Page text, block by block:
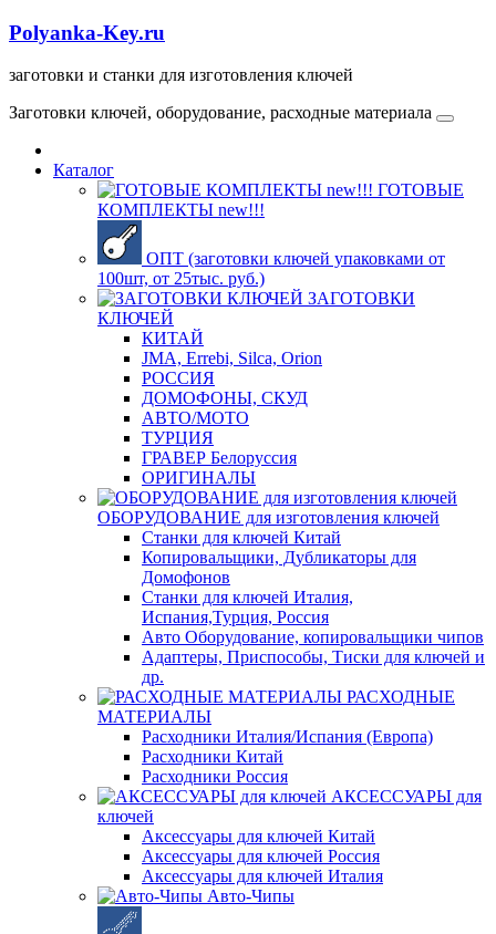
Polyanka-Key.ru
заготовки и станки для изготовления ключей
Заготовки ключей, оборудование, расходные материала
Каталог
ГОТОВЫЕ
КОМПЛЕКТЫ new!!!
ОПТ (заготовки ключей упаковками от
100шт, от 25тыс. руб.)
ЗАГОТОВКИ
КЛЮЧЕЙ
КИТАЙ
JMA, Errebi, Silca, Orion
РОССИЯ
ДОМОФОНЫ, СКУД
ABTO/МОТО
ТУРЦИЯ
ГРАВЕР Белоруссия
ОРИГИНАЛЫ
ОБОРУДОВАНИЕ для изготовления ключей
Станки для ключей Китай
Копировальщики, Дубликаторы для
Домофонов
Станки для ключей Италия,
Испания,Турция, Россия
Авто Оборудование, копировальщики чипов
Адаптеры, Приспособы, Тиски для ключей и
др.
РАСХОДНЫЕ
МАТЕРИАЛЫ
Расходники Италия/Испания (Европа)
Расходники Китай
Расходники Россия
АКСЕССУАРЫ для
ключей
Аксессуары для ключей Китай
Аксессуары для ключей Россия
Аксессуары для ключей Италия
Авто-Чипы